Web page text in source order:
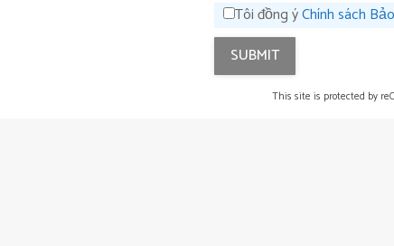
Tôi đồng ýChính sách
This site is protected by